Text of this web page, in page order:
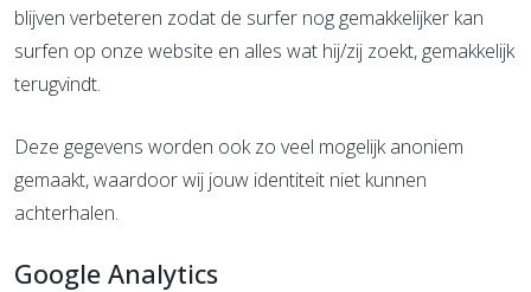
blijven verbeteren zodat de surfer nog gemakkelijker kan
surfen op onze website en alles wat hij/zij zoekt, gemakkelijk
terugvindt.
Deze gegevens worden ook zo veel mogelijk anoniem
gemaakt, waardoor wij jouw identiteit niet kunnen
achterhalen.
Google Analytics